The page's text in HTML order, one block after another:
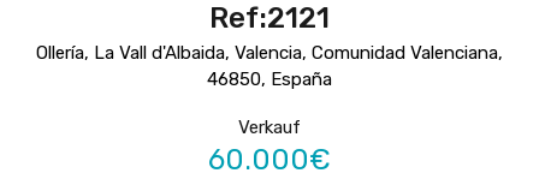
Ref:2121
Ollería, La Vall d'Albaida, Valencia, Comunidad Valenciana,
46850, España
Verkauf
60.000€